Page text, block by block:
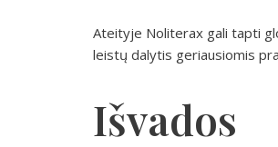
Ateityje Noliterax gali tapti
leistų dalytis geriausiomis
Išvados